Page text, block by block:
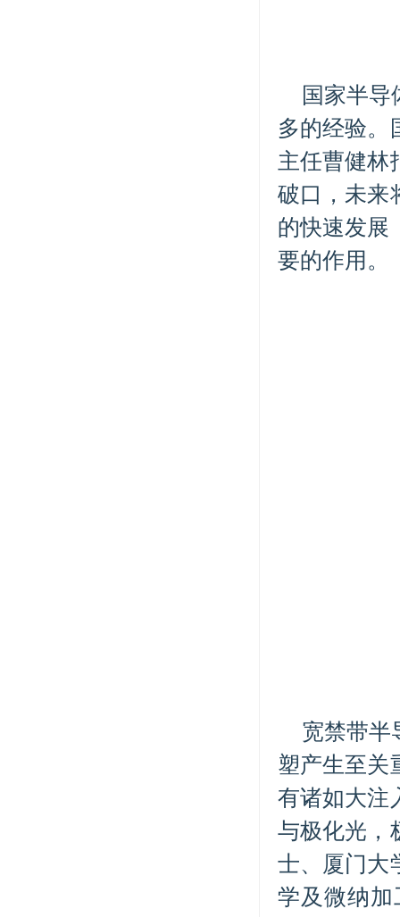
国家半
多的经验。
主任曹健林
破口，未来
的快速发展
要的作用。
宽禁带半
塑产生至关
有诸如大注
与极化光，
士、厦门大
学及微纳